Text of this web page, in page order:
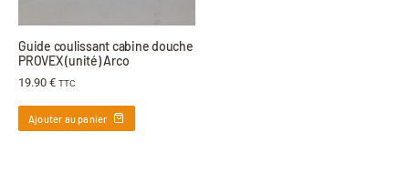
Guide coulissant cabine douche
PROVEX (unité) Arco
19.90 € TTC
Ajouter au panier